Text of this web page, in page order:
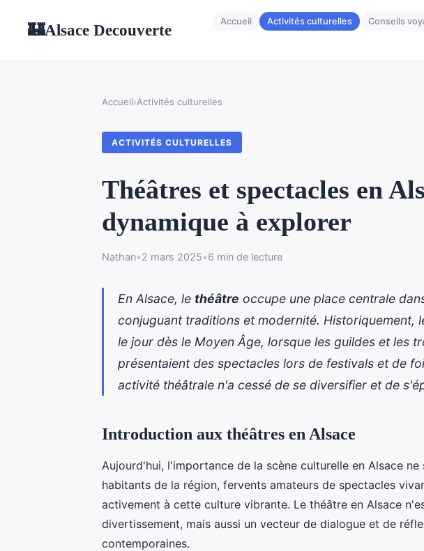
🏰Alsace Decouverte Accueil Activités culturelles Conseils
Accueil›Activités culturelles
ACTIVITÉS CULTURELLES
Théâtres et spectacles en
dynamique à explorer
Nathan•2 mars 2025•6 min de lecture
En Alsace, le théâtre occupe une place centrale
conjuguant traditions et modernité. Historiquement,
le jour dès le Moyen Âge, lorsque les guildes et les
présentaient des spectacles lors de festivals et de
activité théâtrale n'a cessé de se diversifier et de
Introduction aux théâtres en Alsace
Aujourd'hui, l'importance de la scène culturelle en Alsace
habitants de la région, fervents amateurs de spectacles
activement à cette culture vibrante. Le théâtre en Alsace
divertissement, mais aussi un vecteur de dialogue et de
contemporaines.